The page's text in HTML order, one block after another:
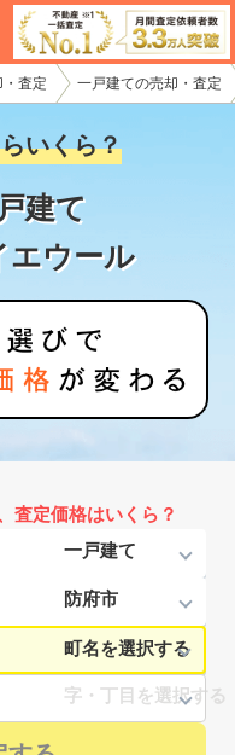
査定 一戸建ての売却・査定
いくら？
建て
エウール
査定価格はいくら？